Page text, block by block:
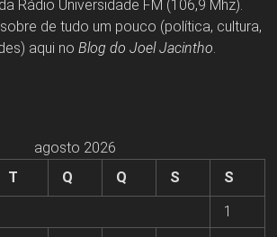
Rádio Universidade FM (106,9 Mhz).
de tudo um pouco (política, cultura,
aqui no Blog do Joel Jacintho
agosto 2026
T Q Q S
S
1